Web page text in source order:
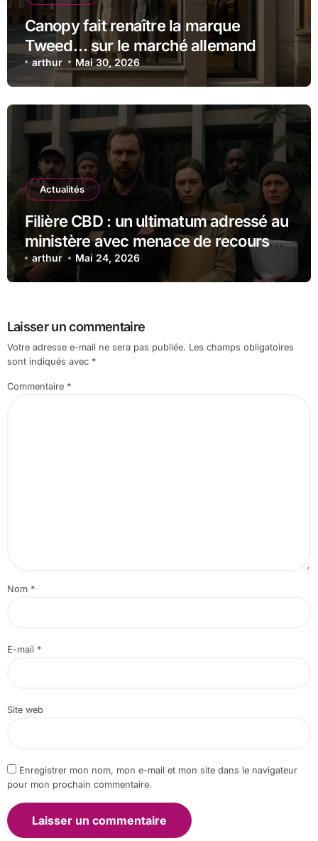
Canopy fait renaître la marque
Tweed… sur le marché allemand
arthur Mai 30, 2026
Actualités
Filière CBD : un ultimatum adressé au
ministère avec menace de recours
judiciaire
arthur Mai 24, 2026
Laisser un commentaire
Votre adresse e-mail ne sera pas publiée. Les champs obligatoires
sont indiqués avec *
Commentaire *
Nom *
E-mail *
Site web
Enregistrer mon nom, mon e-mail et mon site dans le navigateur
pour mon prochain commentaire.